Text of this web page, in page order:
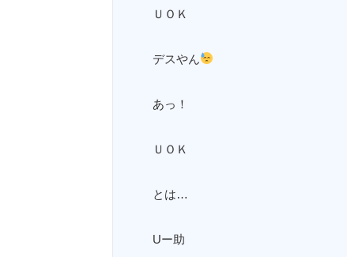
ＵＯＫ
デスやん
あっ！
ＵＯＫ
とは…
Uー助